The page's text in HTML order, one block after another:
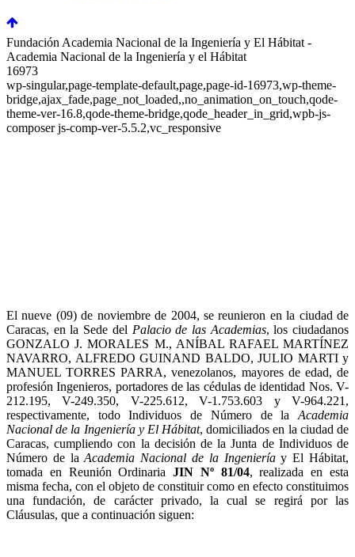
Fundación Academia Nacional de la Ingeniería y El Hábitat -
Academia Nacional de la Ingeniería y el Hábitat
16973
wp-singular,page-template-default,page,page-id-16973,wp-theme-
bridge,ajax_fade,page_not_loaded,,no_animation_on_touch,qode-
theme-ver-16.8,qode-theme-bridge,qode_header_in_grid,wpb-js-
composer js-comp-ver-5.5.2,vc_responsive
El nueve (09) de noviembre de 2004, se reunieron en la ciudad de
Caracas, en la Sede del Palacio de las Academias, los ciudadanos
GONZALO J. MORALES M., ANÍBAL RAFAEL MARTÍNEZ
NAVARRO, ALFREDO GUINAND BALDO, JULIO MARTI y
MANUEL TORRES PARRA, venezolanos, mayores de edad, de
profesión Ingenieros, portadores de las cédulas de identidad Nos. V-
212.195, V-249.350, V-225.612, V-1.753.603 y V-964.221,
respectivamente, todo Individuos de Número de la Academia
Nacional de la Ingeniería y El Hábitat, domiciliados en la ciudad de
Caracas, cumpliendo con la decisión de la Junta de Individuos de
Número de laAcademia Nacional de la Ingenieríay El Hábitat,
tomada en Reunión OrdinariaJIN Nº 81/04, realizada en esta
misma fecha, con el objeto de constituir como en efecto constituimos
una fundación, de carácter privado, la cual se regirá por las
Cláusulas, que a continuación siguen: